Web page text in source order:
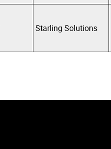
Starling Solutions